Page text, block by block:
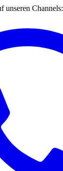
unseren Channels: